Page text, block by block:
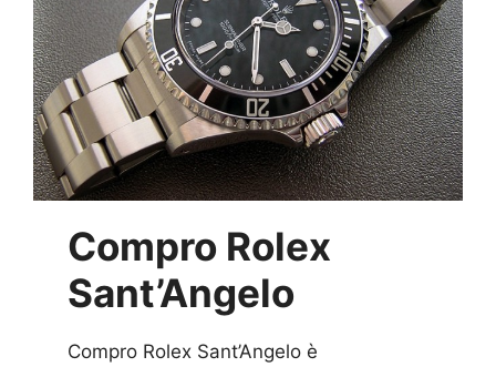
Compro Rolex
Sant’Angelo
Compro Rolex Sant’Angelo è